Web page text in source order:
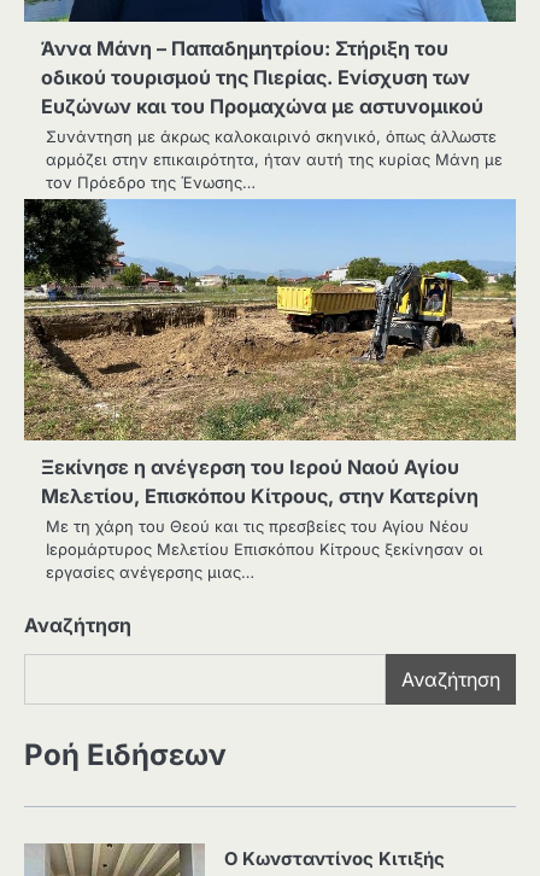
Άννα Μάνη – Παπαδημητρίου: Στήριξη του
οδικού τουρισμού της Πιερίας. Ενίσχυση των
Ευζώνων και του Προμαχώνα με αστυνομικού
Συνάντηση με άκρως καλοκαιρινό σκηνικό, όπως άλλωστε
αρμόζει στην επικαιρότητα, ήταν αυτή της κυρίας Μάνη με
τον Πρόεδρο της Ένωσης…
Ξεκίνησε η ανέγερση του Ιερού Ναού Αγίου
Μελετίου, Επισκόπου Κίτρους, στην Κατερίνη
Με τη χάρη του Θεού και τις πρεσβείες του Αγίου Νέου
Ιερομάρτυρος Μελετίου Επισκόπου Κίτρους ξεκίνησαν οι
εργασίες ανέγερσης μιας…
Αναζήτηση
Αναζήτηση
Ροή Ειδήσεων
Ο Κωνσταντίνος Κιτιξής